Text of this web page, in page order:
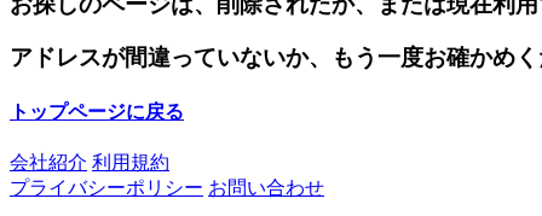
アドレスが間違っていないか、もう一度お確かめ
トップページに戻る
会社紹介 利用規約
プライバシーポリシー お問い合わせ